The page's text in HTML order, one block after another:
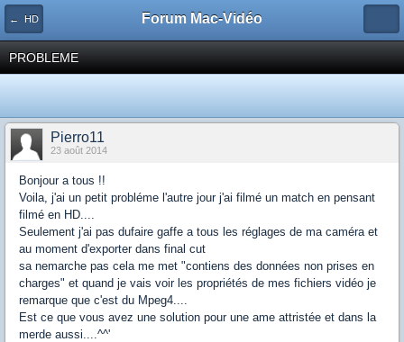
← HD Forum Mac-Vidéo
PROBLEME
Pierro11
23 août 2014
Bonjour a tous !!
Voila, j'ai un petit probléme l'autre jour j'ai filmé un match en pensant
filmé en HD....
Seulement j'ai pas dufaire gaffe a tous les réglages de ma caméra et
au moment d'exporter dans final cut
sa nemarche pas cela me met "contiens des données non prises en
charges" et quand je vais voir les propriétés de mes fichiers vidéo je
remarque que c'est du Mpeg4....
Est ce que vous avez une solution pour une ame attristée et dans la
merde aussi....^^'